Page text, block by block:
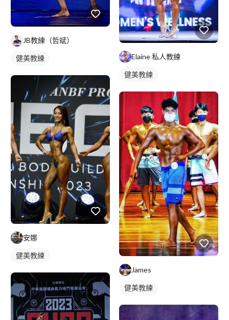
JB教練（哲斌）
健美教練
安娜
健美教練
Elaine 私人教練
健美教練
James
健美教練